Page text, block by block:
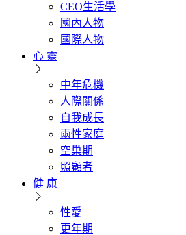
CEO生活學
國內人物
國際人物
心 靈
中年危機
人際關係
自我成長
兩性家庭
空巢期
照顧者
健 康
性愛
更年期